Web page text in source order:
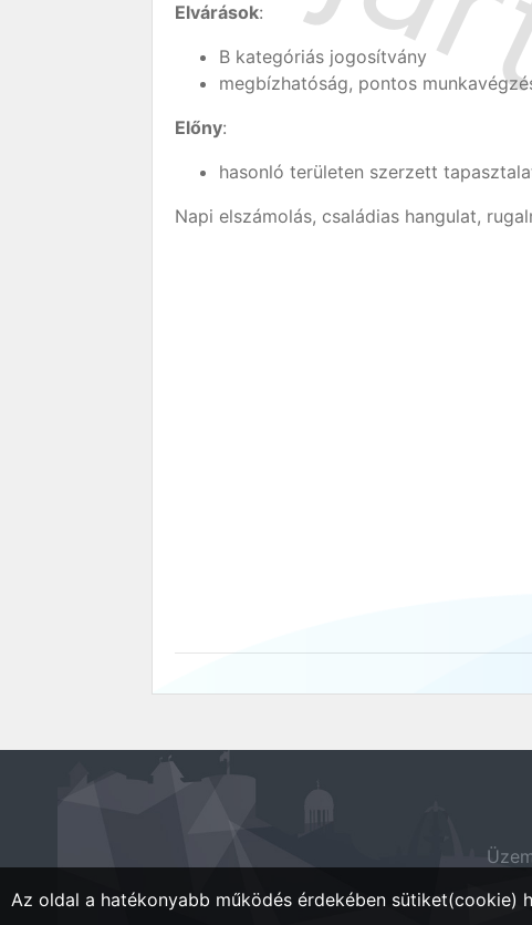
Elvárások:
B kategóriás jogosítvány
megbízhatóság, pontos
Előny:
hasonló területen szerzett
Napi elszámolás, családias hangulat,
Az oldal a hatékonyabb működés érdekében sütiket(cookie)